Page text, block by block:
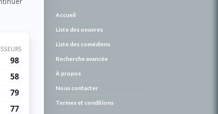
Accueil
Liste des oeuvres
Liste des comédiens
Recherche avancée
À propos
Nous contacter
Termes et conditions